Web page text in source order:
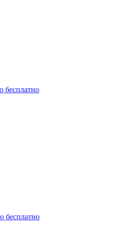
бесплатно
бесплатно